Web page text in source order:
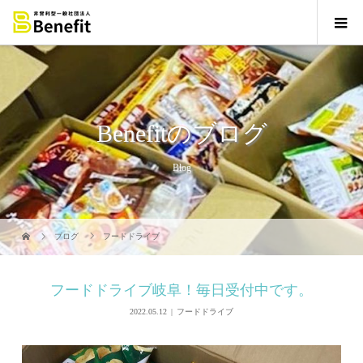
Benefitのブログ
Blog
ブログ フードドライブ
フードドライブ岐阜！毎日受付中です。
2022.05.12 フードドライブ